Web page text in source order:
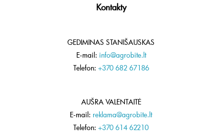
Kontakty
GEDIMINAS STANIŠAUSKAS
E-mail: info@agrobite.lt
Telefon: +370 682 67186
AUŠRA VALENTAITĖ
E-mail: reklama@agrobite.lt
Telefon: +370 614 62210